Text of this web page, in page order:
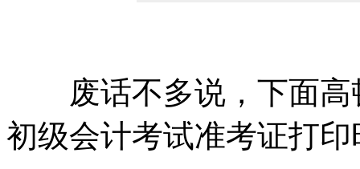
废话不多说，下面高
初级会计考试准考证打印